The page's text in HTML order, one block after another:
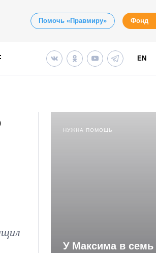
Помочь «Правмиру» Фонд
EN
НУЖНА ПОМОЩЬ
У Максима в семь